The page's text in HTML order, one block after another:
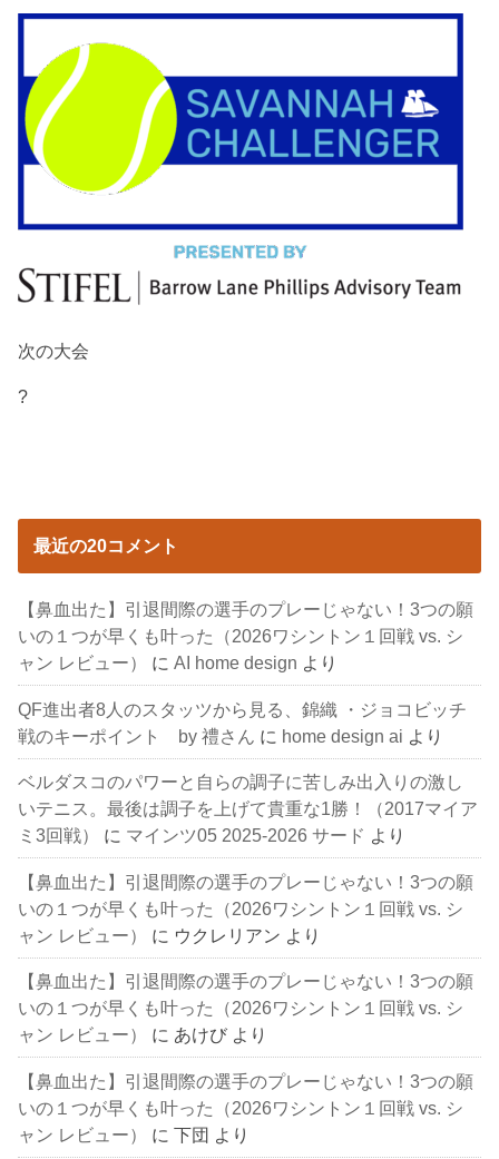
次の大会
?
最近の20コメント
【鼻血出た】引退間際の選手のプレーじゃない！3つの願
いの１つが早くも叶った（2026ワシントン１回戦 vs. シ
ャン レビュー）
にAI home design より
QF進出者8人のスタッツから見る、錦織 ・ジョコビッチ
戦のキーポイント by 禮さん に home design ai より
ベルダスコのパワーと自らの調子に苦しみ出入りの激し
いテニス。最後は調子を上げて貴重な1勝！（2017マイア
ミ3回戦）
に マインツ05 2025-2026 サード より
【鼻血出た】引退間際の選手のプレーじゃない！3つの願
いの１つが早くも叶った（2026ワシントン１回戦 vs. シ
ャン レビュー）
に ウクレリアン より
【鼻血出た】引退間際の選手のプレーじゃない！3つの願
いの１つが早くも叶った（2026ワシントン１回戦 vs. シ
ャン レビュー）
に あけび より
【鼻血出た】引退間際の選手のプレーじゃない！3つの願
いの１つが早くも叶った（2026ワシントン１回戦 vs. シ
ャン レビュー）
に下団 より